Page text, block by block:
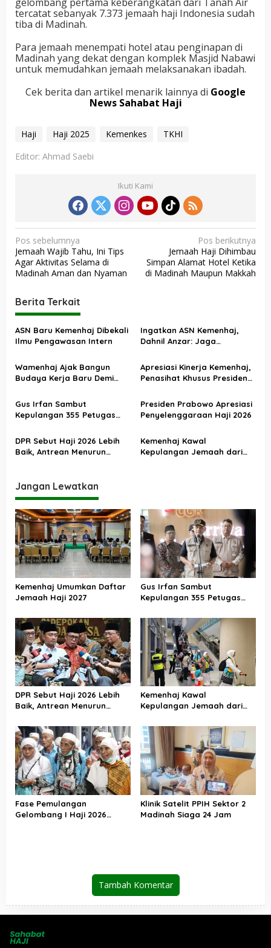
tercatat sebanyak 7.373 jemaah haji Indonesia sudah
tiba di Madinah.
Para jemaah menempati hotel atau penginapan di
Madinah yang dekat dengan komplek Masjid Nabawi
untuk memudahkan jemaah melaksanakan ibadah.
Cek berita dan artikel menarik lainnya di Google
News Sahabat Haji
Haji Haji 2025 Kemenkes
TKHI
Editor: Ahmad Saebi
Ikuti Kami
N
a
v
g
a
s
p
s
Pos sebelumnya
Jemaah Wajib Tahu, Ini Tips
Agar Aktivitas Selama di
Madinah Aman dan Nyaman
Pos berikutnya
Jemaah Haji Dihimbau
Simpan Alamat Hotel Ketika
di Madinah Maupun Makkah
Berita Terkait
ASN Baru Kemenhaj Dibekali
Ilmu Pengawasan Intern
Ingatkan ASN Kemenhaj,
Dahnil Anzar: Jaga
Menjadikan Jemaah
sebagai Komoditas
Wamenhaj Ajak Bangun
Budaya Kerja Baru Demi
Jemaah
Apresiasi Kinerja Kemenhaj,
Penasihat Khusus Presiden
Penyelenggaraan Haji
Berjalan Baik
Gus Irfan Sambut
Kepulangan 355 Petugas
Presiden Prabowo Apresiasi
Penyelenggaraan Haji 2026
DPR Sebut Haji 2026 Lebih
Baik, Antrean Menurun
Kemenhaj Kawal
Kepulangan Jemaah dari
Jangan Lewatkan
Kemenhaj Umumkan Daftar
Jemaah Haji 2027
Gus Irfan Sambut
Kepulangan 355 Petugas
DPR Sebut Haji 2026 Lebih
Baik, Antrean Menurun
Kemenhaj Kawal
Kepulangan Jemaah dari
Akan Didistribusikan di
Tanah Air
Fase Pemulangan
Gelombang I Haji 2026
Klinik Satelit PPIH Sektor 2
Madinah Siaga 24 Jam
Tambah Komentar